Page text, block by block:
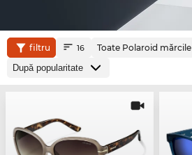
filtru 16 Toate Polaroid mărcile